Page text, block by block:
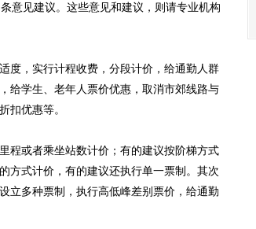
见建议。这些意见和建议，则请专业机构
，实行计程收费，分段计价，给通勤人群
给学生、老年人票价优惠，取消市郊线路与
扣优惠等。
或者乘坐站数计价；有的建议按阶梯方式
方式计价，有的建议还执行单一票制。其次
立多种票制，执行高低峰差别票价，给通勤